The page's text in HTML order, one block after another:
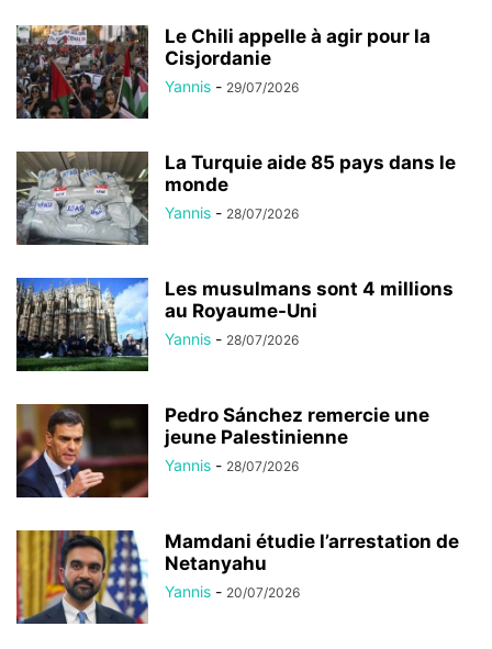
Le Chili appelle à agir pour la
Cisjordanie
Yannis - 29/07/2026
La Turquie aide 85 pays dans le
monde
Yannis - 28/07/2026
Les musulmans sont 4 millions
au Royaume-Uni
Yannis - 28/07/2026
Pedro Sánchez remercie une
jeune Palestinienne
Yannis - 28/07/2026
Mamdani étudie l’arrestation de
Netanyahu
Yannis - 20/07/2026